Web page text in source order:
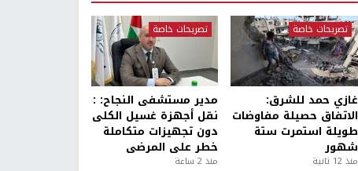
تصريحات خاصة
غازي حمد للشرق:
الاتفاق حصيلة مفاوضات
طويلة استمرت ستة
شهور
منذ 12 ثانية
تصريحات خاصة
مدير مستشفى النجاح: :
نقل أجهزة غسيل الكلى
دون تجهيزات متكاملة
خطر على المرضى
منذ 2 ساعة